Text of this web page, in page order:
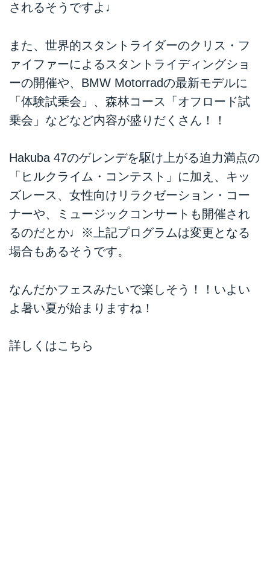
されるそうですよ♩
また、世界的スタントライダーのクリス・フ
ァイファーによるスタントライディングショ
ーの開催や、BMW Motorradの最新モデルに
「体験試乗会」、森林コース「オフロード試
乗会」などなど内容が盛りだくさん！！
Hakuba 47のゲレンデを駆け上がる迫力満点の
「ヒルクライム・コンテスト」に加え、キッ
ズレース、女性向けリラクゼーション・コー
ナーや、ミュージックコンサートも開催され
るのだとか♩※上記プログラムは変更となる
場合もあるそうです。
なんだかフェスみたいで楽しそう！！いよい
よ暑い夏が始まりますね！
詳しくはこちら